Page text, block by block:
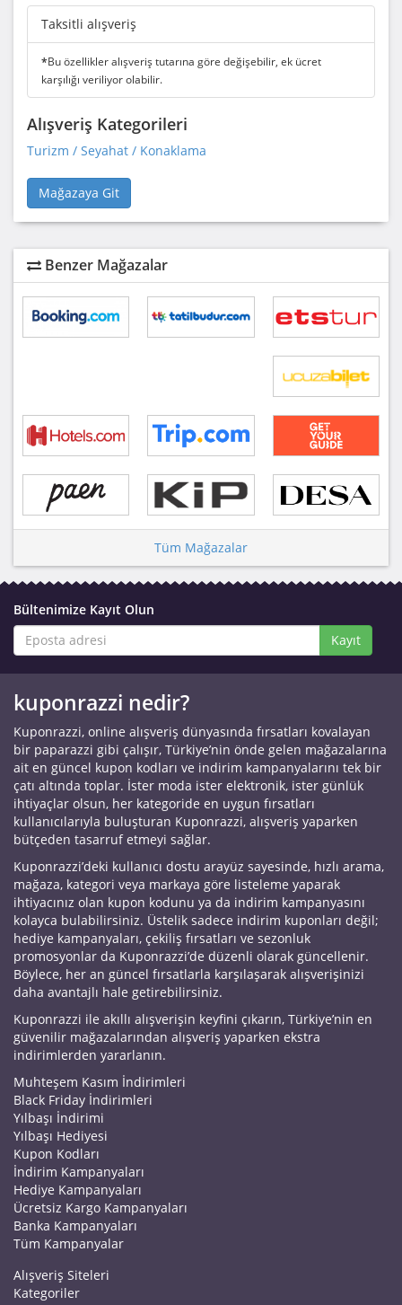
Taksitli alışveriş
*Bu özellikler alışveriş tutarına göre değişebilir, ek ücret
karşılığı veriliyor olabilir.
Alışveriş Kategorileri
Turizm / Seyahat / Konaklama
Mağazaya Git
Benzer Mağazalar
Tüm Mağazalar
Bültenimize Kayıt Olun
Kayıt
kuponrazzi nedir?
Kuponrazzi, online alışveriş dünyasında fırsatları kovalayan
bir paparazzi gibi çalışır, Türkiye’nin önde gelen mağazalarına
ait en güncel kupon kodları ve indirim kampanyalarını tek bir
çatı altında toplar. İster moda ister elektronik, ister günlük
ihtiyaçlar olsun, her kategoride en uygun fırsatları
kullanıcılarıyla buluşturan Kuponrazzi, alışveriş yaparken
bütçeden tasarruf etmeyi sağlar.
Kuponrazzi’deki kullanıcı dostu arayüz sayesinde, hızlı arama,
mağaza, kategori veya markaya göre listeleme yaparak
ihtiyacınız olan kupon kodunu ya da indirim kampanyasını
kolayca bulabilirsiniz. Üstelik sadece indirim kuponları değil;
hediye kampanyaları, çekiliş fırsatları ve sezonluk
promosyonlar da Kuponrazzi’de düzenli olarak güncellenir.
Böylece, her an güncel fırsatlarla karşılaşarak alışverişinizi
daha avantajlı hale getirebilirsiniz.
Kuponrazzi ile akıllı alışverişin keyfini çıkarın, Türkiye’nin en
güvenilir mağazalarından alışveriş yaparken ekstra
indirimlerden yararlanın.
Muhteşem Kasım İndirimleri
Black Friday İndirimleri
Yılbaşı İndirimi
Yılbaşı Hediyesi
Kupon Kodları
İndirim Kampanyaları
Hediye Kampanyaları
Ücretsiz Kargo Kampanyaları
Banka Kampanyaları
Tüm Kampanyalar
Alışveriş Siteleri
Kategoriler